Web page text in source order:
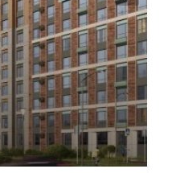
Отмена